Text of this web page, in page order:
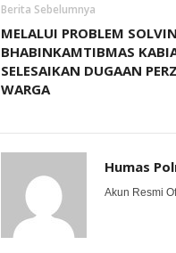
Berita Sebelumnya
MELALUI PROBLEM
BHABINKAMTIBMAS
SELESAIKAN DUGAAN
WARGA
Humas
Akun Resmi